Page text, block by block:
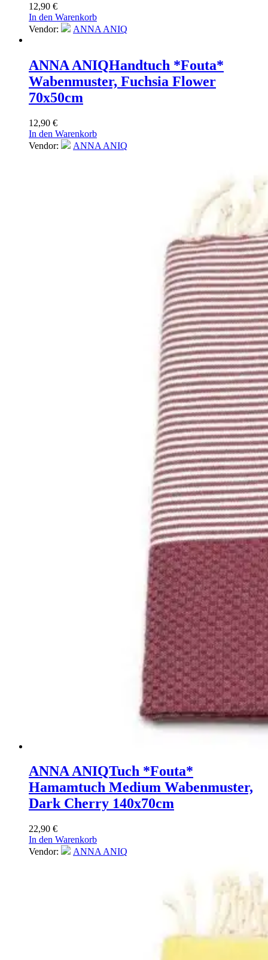
12,90 €
In den Warenkorb
Vendor:
ANNA ANIQ
ANNA ANIQHandtuch *Fouta*
Wabenmuster, Fuchsia Flower
70x50cm
12,90 €
In den Warenkorb
Vendor:
ANNA ANIQ
ANNA ANIQTuch *Fouta*
Hamamtuch Medium Wabenmuster,
Dark Cherry 140x70cm
22,90 €
In den Warenkorb
Vendor:
ANNA ANIQ